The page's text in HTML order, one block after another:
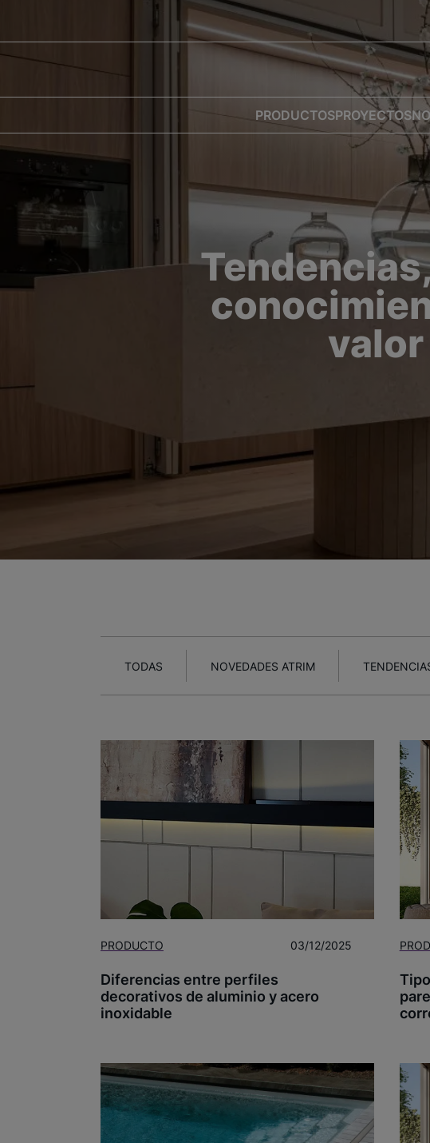
PRODUCTOSPROYECTOS
TODAS NOVEDADES ATRIM
PRODUCTO 03/12/2025
Diferencias entre perfiles
decorativos de aluminio y acero
inoxidable